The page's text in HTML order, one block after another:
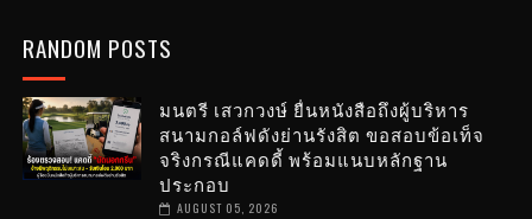
RANDOM POSTS
มนตรี เสวกวงษ์ ยื่นหนังสือถึงผู้บริหาร
สนามกอล์ฟดังย่านรังสิต ขอสอบข้อเท็จ
จริงกรณีแคดดี้ พร้อมแนบหลักฐาน
ประกอบ
AUGUST 05, 2026